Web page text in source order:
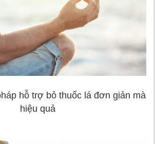
hỗ trợ bỏ thuốc lá đơn giản mà
hiệu quả